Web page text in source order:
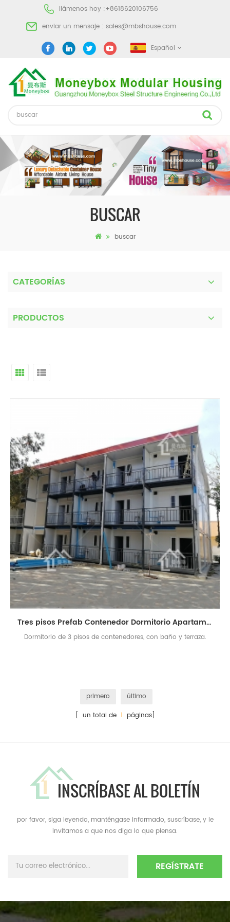
llámenos hoy :+8618620106756
enviar un mensaje : sales@mbshouse.com
Español
BUSCAR
buscar
CATEGORÍAS
PRODUCTOS
Tres pisos Prefab Contenedor Dormitorio Apartamento de acero de luz
Dormitorio de 3 pisos de contenedores, con baño y terraza.
primero
último
[ un total de 1 páginas]
INSCRÍBASE AL BOLETÍN
por favor, siga leyendo, manténgase informado, suscríbase, y le
invitamos a que nos diga lo que piensa.